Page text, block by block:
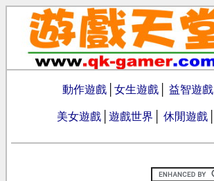
動作遊戲 女生遊戲 益智遊戲
美女遊戲 遊戲世界 休閒遊戲